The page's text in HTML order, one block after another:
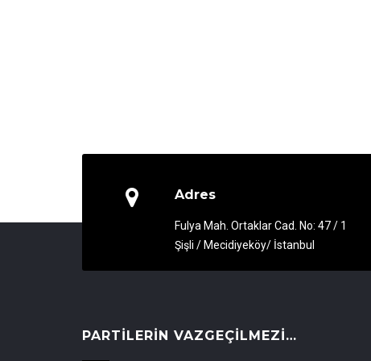
Adres
Fulya Mah. Ortaklar Cad. No: 47 / 1
Şişli / Mecidiyeköy/ İstanbul
PARTILERIN VAZGEÇILMEZI…